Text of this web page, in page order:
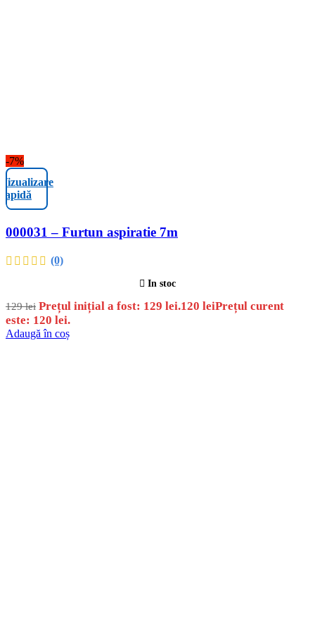
-7%
Vizualizare
rapidă
000031 – Furtun aspiratie 7m
(0)
In stoc
129lei Prețul inițial a fost: 129 lei.120 leiPrețul curent
este: 120 lei.
Adaugă în coș